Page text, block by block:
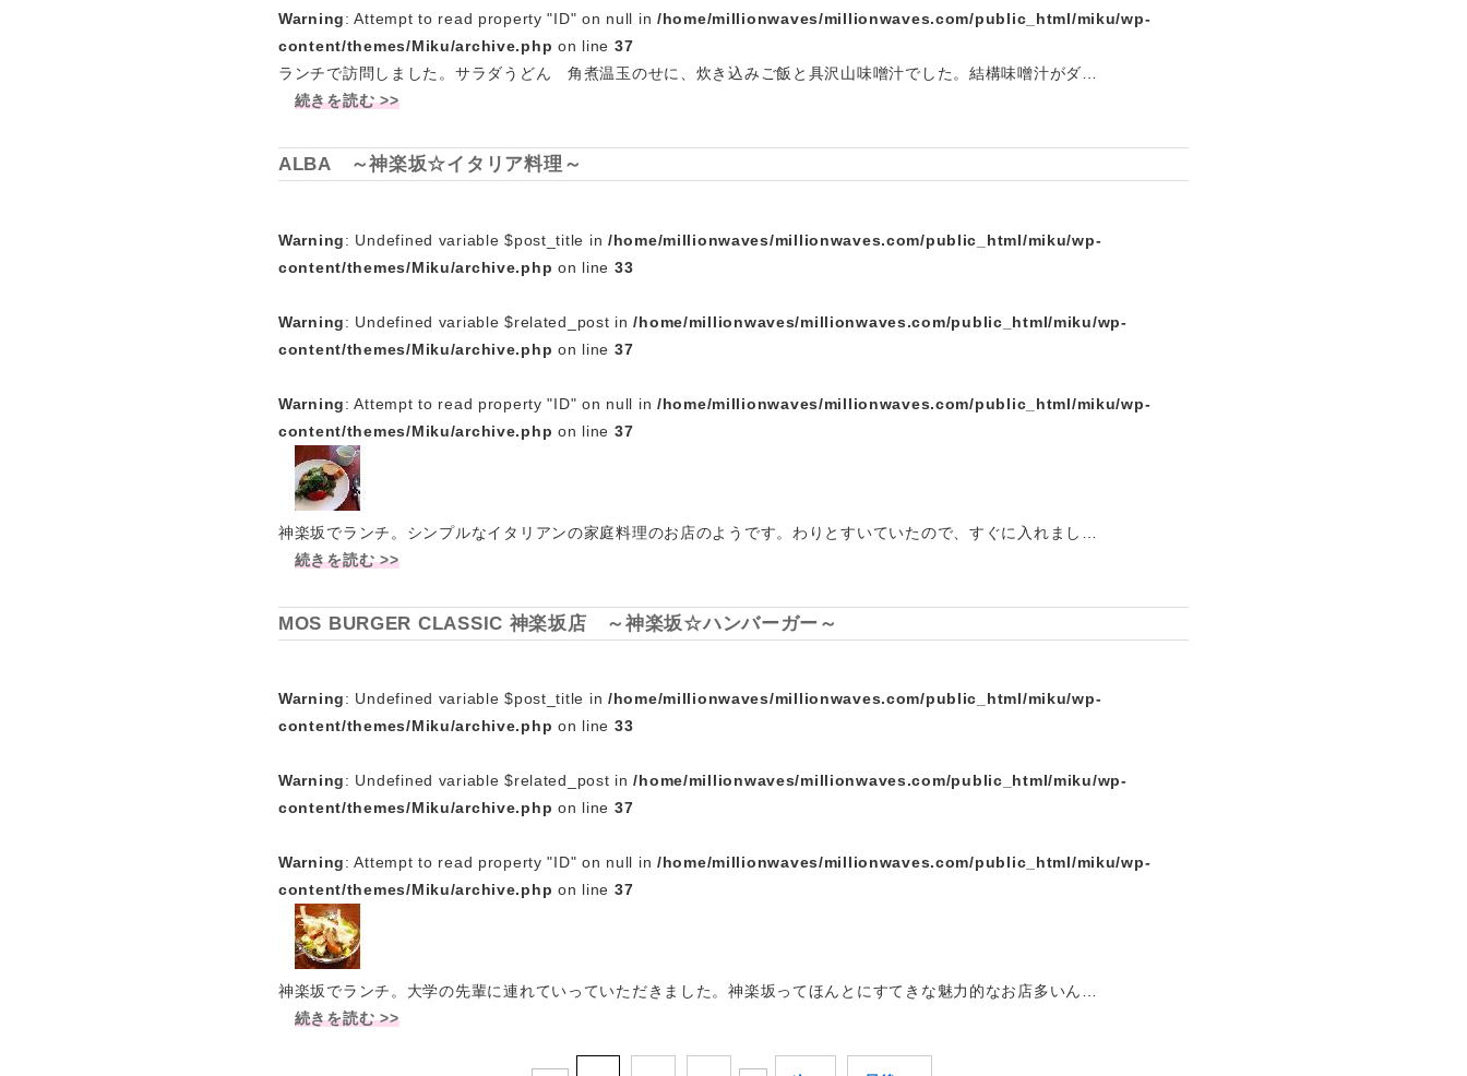
Warning: Attempt to read property "ID" on null in/home/millionwaves/millionwaves.com/public_html/miku/wp-
content/themes/Miku/archive.php on line 37
ランチで訪問しました。サラダうどん 角煮温玉のせに、炊き込みご飯と具沢山味噌汁でした。結構味噌汁がダ…
続きを読む >>
ALBA ～神楽坂☆イタリア料理～
Warning: Undefined variable $post_title in /home/millionwaves/millionwaves.com/public_html/miku/wp-
content/themes/Miku/archive.php on line 33
Warning: Undefined variable $related_post in/home/millionwaves/millionwaves.com/public_html/miku/wp-
content/themes/Miku/archive.php on line 37
Warning: Attempt to read property "ID" on null in/home/millionwaves/millionwaves.com/public_html/miku/wp-
content/themes/Miku/archive.php on line 37
神楽坂でランチ。シンプルなイタリアンの家庭料理のお店のようです。わりとすいていたので、すぐに入れまし…
続きを読む >>
MOS BURGER CLASSIC 神楽坂店 ～神楽坂☆ハンバーガー～
Warning: Undefined variable $post_title in /home/millionwaves/millionwaves.com/public_html/miku/wp-
content/themes/Miku/archive.php on line 33
Warning: Undefined variable $related_post in/home/millionwaves/millionwaves.com/public_html/miku/wp-
content/themes/Miku/archive.php on line 37
Warning: Attempt to read property "ID" on null in/home/millionwaves/millionwaves.com/public_html/miku/wp-
content/themes/Miku/archive.php on line 37
神楽坂でランチ。大学の先輩に連れていっていただきました。神楽坂ってほんとにすてきな魅力的なお店多いん…
続きを読む >>